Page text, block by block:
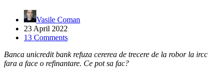
Vasile Coman
23 April 2022
13 Comments
Banca unicredit bank refuza cererea de trecere de la robor la ircc
fara a face o refinantare. Ce pot sa fac?